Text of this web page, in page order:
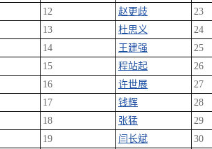
12 赵更歧 23
13 杜思义 24
14 王建强 25
15 程站起 26
16 许世展 27
17 钱辉 28
18 张猛 29
19 闫长斌 30